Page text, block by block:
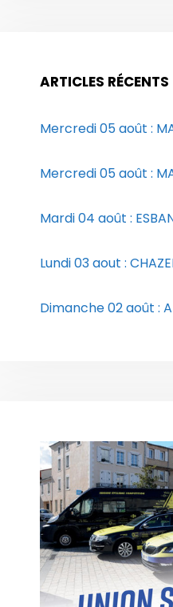
ARTICLES RÉCENTS
Mercredi 05 août :
Mercredi 05 août :
Mardi 04 août :
Lundi 03 aout :
Dimanche 02 août :